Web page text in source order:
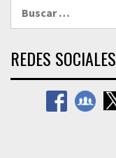
REDES SOCIALES